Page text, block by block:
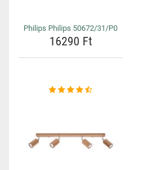
Philips Philips 50672/31/P0
16290 Ft